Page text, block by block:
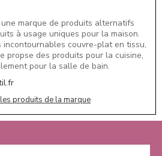
marque de produits alternatifs
à usage uniques pour la maison.
incontournables couvre-plat en tissu,
propse des produits pour la cuisine,
pour la salle de bain.
produits de la marque